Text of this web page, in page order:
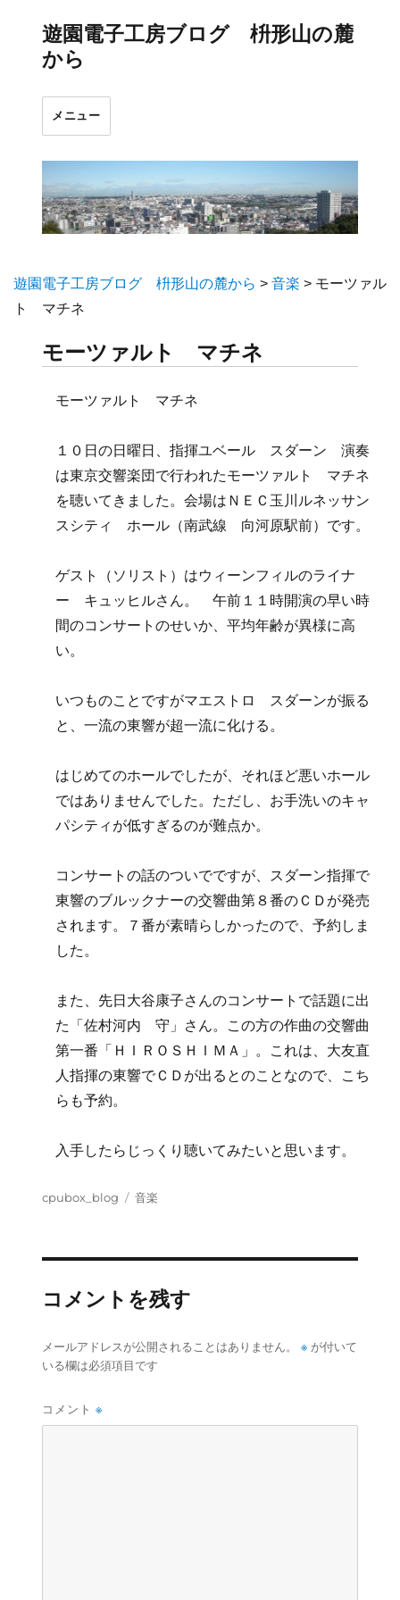
遊園電子工房ブログ 枡形山の麓
から
メニュー
遊園電子工房ブログ 枡形山の麓から > 音楽 > モーツァル
ト マチネ
モーツァルト マチネ
モーツァルト マチネ
１０日の日曜日、指揮ユベール スダーン 演奏
は東京交響楽団で行われたモーツァルト マチネ
を聴いてきました。会場はＮＥＣ玉川ルネッサン
スシティ ホール（南武線 向河原駅前）です。
ゲスト（ソリスト）はウィーンフィルのライナ
ー キュッヒルさん。 午前１１時開演の早い時
間のコンサートのせいか、平均年齢が異様に高
い。
いつものことですがマエストロ スダーンが振る
と、一流の東響が超一流に化ける。
はじめてのホールでしたが、それほど悪いホール
ではありませんでした。ただし、お手洗いのキャ
パシティが低すぎるのが難点か。
コンサートの話のついでですが、スダーン指揮で
東響のブルックナーの交響曲第８番のＣＤが発売
されます。７番が素晴らしかったので、予約しま
した。
また、先日大谷康子さんのコンサートで話題に出
た「佐村河内 守」さん。この方の作曲の交響曲
第一番「ＨＩＲＯＳＨＩＭＡ」。これは、大友直
人指揮の東響でＣＤが出るとのことなので、こち
らも予約。
入手したらじっくり聴いてみたいと思います。
投
cpubox_blog
カ
音楽
コメントを残す
メールアドレスが公開されることはありません。 ※ が付いて
いる欄は必須項目です
コメント※